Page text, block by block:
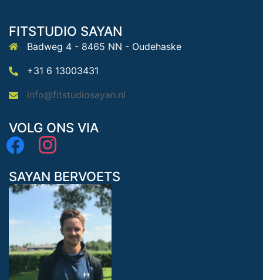
FITSTUDIO SAYAN
Badweg 4 - 8465 NN - Oudehaske
+31 6 13003431
info@fitstudiosayan.nl
VOLG ONS VIA
facebookinstagram
SAYAN BERVOETS